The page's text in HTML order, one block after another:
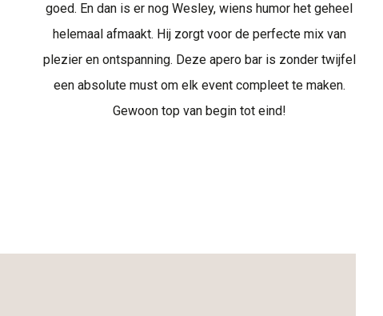
goed. En dan is er nog Wesley, wiens humor het geheel
helemaal afmaakt. Hij zorgt voor de perfecte mix van
plezier en ontspanning. Deze apero bar is zonder twijfel
een absolute must om elk event compleet te maken.
Gewoon top van begin tot eind!